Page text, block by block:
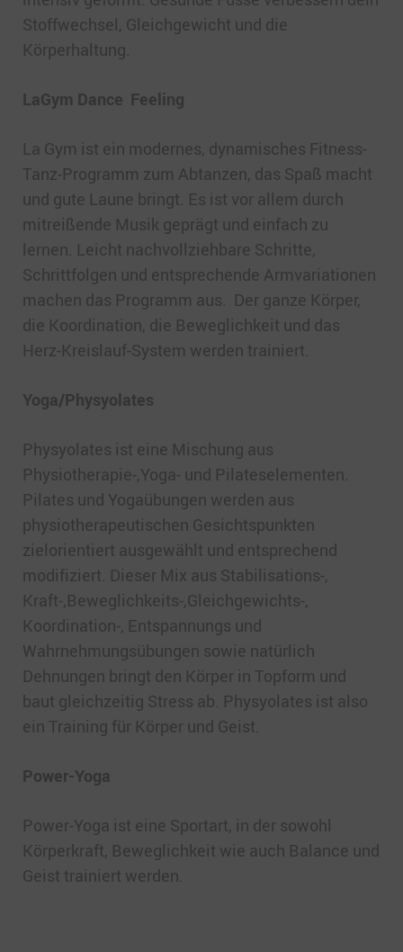
Stoffwechsel, Gleichgewicht und die
Körperhaltung.
LaGym Dance Feeling
La Gym ist ein modernes, dynamisches Fitness-
Tanz-Programm zum Abtanzen, das Spaß macht
und gute Laune bringt. Es ist vor allem durch
mitreißende Musik geprägt und einfach zu
lernen. Leicht nachvollziehbare Schritte,
Schrittfolgen und entsprechende Armvariationen
machen das Programm aus. Der ganze Körper,
die Koordination, die Beweglichkeit und das
Herz-Kreislauf-System werden trainiert.
Yoga/Physyolates
Physyolates ist eine Mischung aus
Physiotherapie-,Yoga- und Pilateselementen.
Pilates und Yogaübungen werden aus
physiotherapeutischen Gesichtspunkten
zielorientiert ausgewählt und entsprechend
modifiziert. Dieser Mix aus Stabilisations-,
Kraft-,Beweglichkeits-,Gleichgewichts-,
Koordination-, Entspannungs und
Wahrnehmungsübungen sowie natürlich
Dehnungen bringt den Körper in Topform und
baut gleichzeitig Stress ab. Physyolates ist also
ein Training für Körper und Geist.
Power-Yoga
Power-Yoga ist eine Sportart, in der sowohl
Körperkraft, Beweglichkeit wie auch Balance und
Geist trainiert werden.